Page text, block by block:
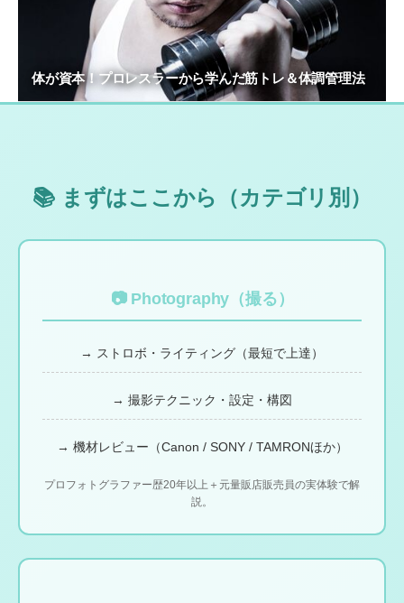
体が資本！プロレスラーから学んだ筋トレ＆体調管理法
📚 まずはここから（カテゴリ別）
📷 Photography（撮る）
→ ストロボ・ライティング（最短で上達）
→ 撮影テクニック・設定・構図
→ 機材レビュー（Canon / SONY / TAMRONほか）
プロフォトグラファー歴20年以上＋元量販店販売員の実体験で解
説。